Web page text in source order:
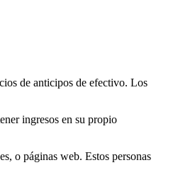
de anticipos de efectivo. Los
ingresos en su propio
o páginas web. Estos personas